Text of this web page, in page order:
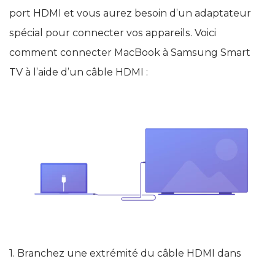
port HDMI et vous aurez besoin d’un adaptateur
spécial pour connecter vos appareils. Voici
comment connecter MacBook à Samsung Smart
TV à l’aide d’un câble HDMI :
1. Branchez une extrémité du câble HDMI dans